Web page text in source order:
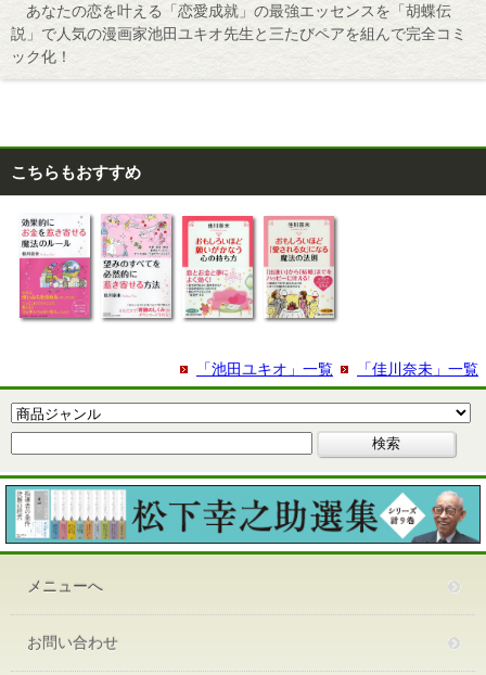
あなたの恋を叶える「恋愛成就」の最強エッセンスを「胡蝶伝
説」で人気の漫画家池田ユキオ先生と三たびペアを組んで完全コミ
ック化！
こちらもおすすめ
「佳川奈未」一覧
「池田ユキオ」一覧
メニューへ
お問い合わせ